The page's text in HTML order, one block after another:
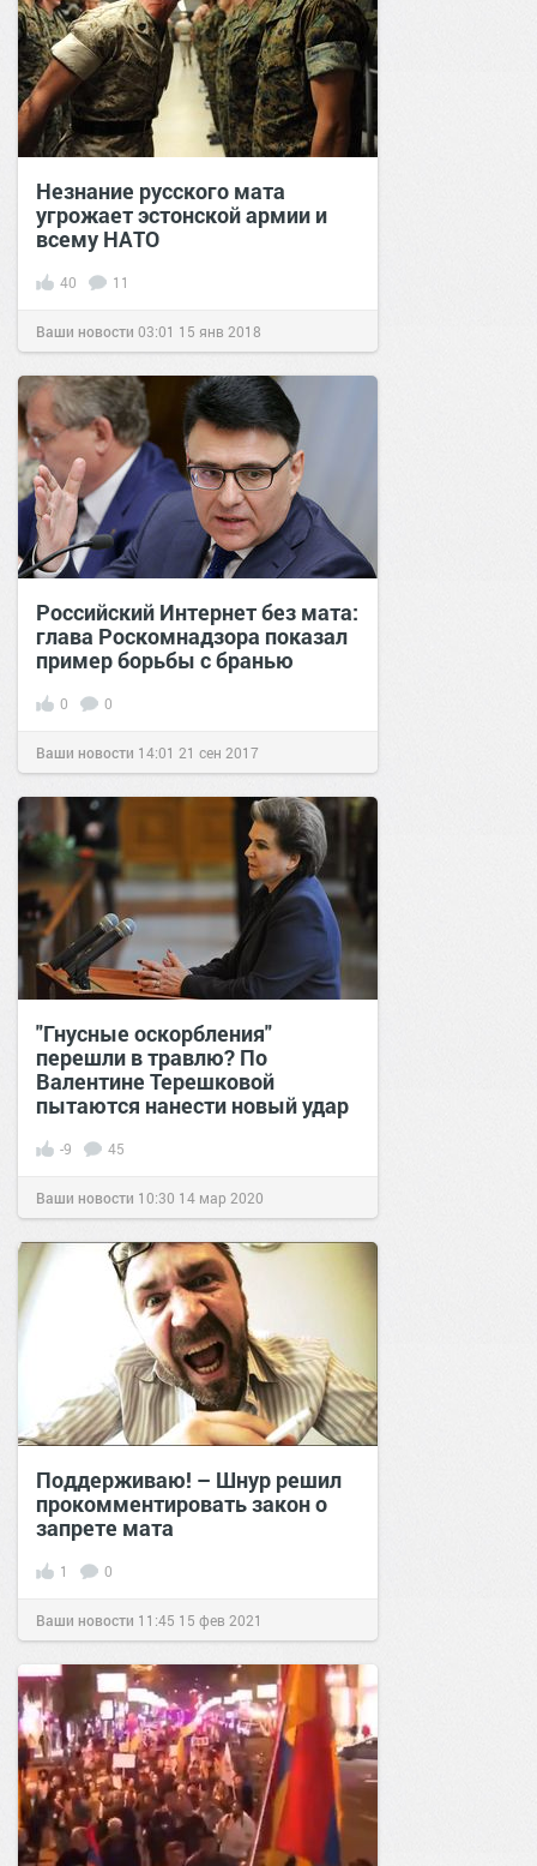
Незнание русского мата
угрожает эстонской армии и
всему НАТО
40 11
Ваши новости 03:01 15 янв 2018
Российский Интернет без мата:
глава Роскомнадзора показал
пример борьбы с бранью
0 0
Ваши новости 14:01 21 сен 2017
"Гнусные оскорбления"
перешли в травлю? По
Валентине Терешковой
пытаются нанести новый удар
-9 45
Ваши новости 10:30 14 мар 2020
Поддерживаю! – Шнур решил
прокомментировать закон о
запрете мата
1 0
Ваши новости 11:45 15 фев 2021